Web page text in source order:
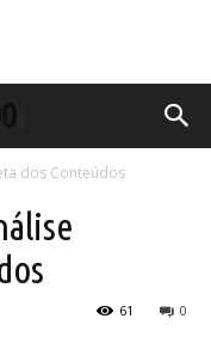
dos Conteúdos
0
61